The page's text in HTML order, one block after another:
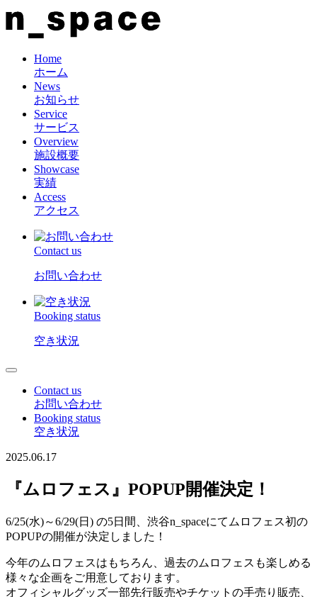
Home
ホーム
News
お知らせ
Service
サービス
Overview
施設概要
Showcase
実績
Access
アクセス
Contact us
お問い合わせ
Booking status
空き状況
Contact us
お問い合わせ
Booking status
空き状況
2025.06.17
『ムロフェス』POPUP開催決定！
6/25(水)～6/29(日) の5日間、渋谷n_spaceにてムロフェス初の
POPUPの開催が決定しました！
今年のムロフェスはもちろん、過去のムロフェスも楽しめる
様々な企画をご用意しております。
オフィシャルグッズ一部先行販売やチケットの手売り販売、